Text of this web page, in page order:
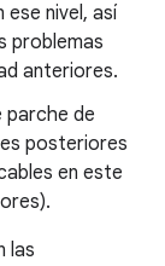
nivel, así
problemas
anteriores.
parche de
posteriores
en este
las